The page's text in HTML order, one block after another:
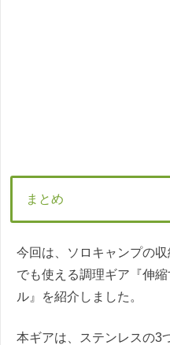
まとめ
今回は、ソロキャンプの
でも使える調理ギア『伸
ル』を紹介しました。
本ギアは、ステンレスの3